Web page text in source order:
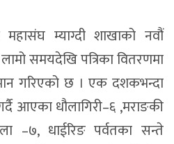
महासंघ म्याग्दी शाखाको नवौं
समयदेखि पत्रिका वितरणमा
गरिएको छ । एक दशकभन्दा
आएका धौलागिरी–६ ,मराङकी
–७, धाईरिङ पर्वतका सन्ते